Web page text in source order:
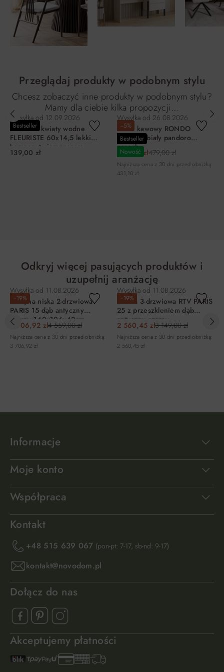
Przeglądaj produkty w podobnym stylu
Chcesz zobaczyć inne produkty w podobnym stylu?
Mamy dla ciebie kilka propozycji…
Bestseller
Wysyłka od 12.09.2026
Miska na kwiaty wodne
FLEURISTE 60x14,5 lekki
kompozyt ciemnoszara
139,00 zł
−5%
Bestseller
Nowość
Wysyłka od 26.08.2026
Stolik kawowy RONDO
FI80X35 biały pandoro
orzech
455,05 zł479,00 zł
Najniższa cena z 30 dni przed obniżką:
431,10 zł
Odkryj więcej pasujących produktów i
uzupełnij aranżację
−19%
Wysyłka od 11.08.2026
Witryna niska 2-drzwiowa
PARIS 15 dąb antyczny
czarny 140x106x42cm
3 706,92 zł4 559,00 zł
Najniższa cena z 30 dni przed obniżką:
3 706,92 zł
−19%
Wysyłka od 11.08.2026
Szafka 3-drzwiowa RTV PARIS
25 z przeszkleniem dąb
antyczny czarny
182x47x42cm
2 560,45 zł3 149,00 zł
Najniższa cena z 30 dni przed obniżką:
2 560,45 zł
Informacje
Moje konto
Współpraca
Kontakt
+48 515 639 067 (pon-pt: 7-17, sb-nd: 9-17)
kontakt@novodom.pl
Dołącz do nas
Akceptujemy płatności